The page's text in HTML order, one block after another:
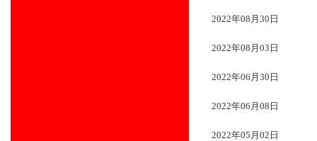
2022年08月30日
2022年08月03日
2022年06月30日
2022年06月08日
2022年05月02日